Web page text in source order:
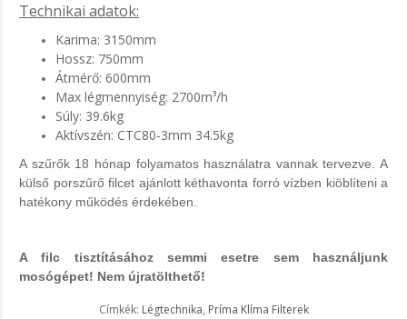
Technikai adatok:
Karima: 3150mm
Hossz: 750mm
Átmérő: 600mm
Max légmennyiség: 2700m³/h
Súly: 39.6kg
Aktívszén: CTC80-3mm 34.5kg
A szűrők 18 hónap folyamatos használatra vannak tervezve. A
külső porszűrő filcet ajánlott kéthavonta forró vízben kiöblíteni a
hatékony működés érdekében.
A filc tisztításához semmi esetre sem használjunk
mosógépet! Nem újratölthető!
Címkék: Légtechnika, Príma Klíma Filterek